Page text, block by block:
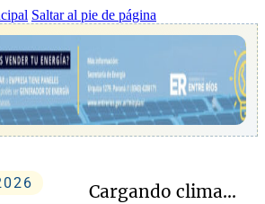
Saltar al pie de página
Cargando clima...